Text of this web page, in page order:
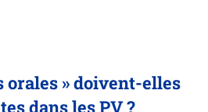
orales » doivent-elles
dans les PV ?